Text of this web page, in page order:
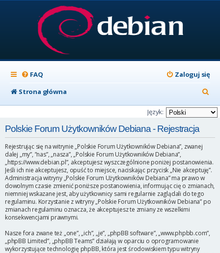
FAQ
Zaloguj się
Strona główna
z
u
j
Język:
Polskie Forum Użytkowników Debiana - Rejestracja
Rejestrując się na witrynie „Polskie Forum Użytkowników Debiana”, zwanej
dalej „my”, ”nas”, „nasza”, „Polskie Forum Użytkowników Debiana”,
„https://www.debian.pl”, akceptujesz wyszczególnione poniżej postanowienia.
Jeśli ich nie akceptujesz, opuść to miejsce, naciskając przycisk „Nie akceptuję”.
Administracja witryny „Polskie Forum Użytkowników Debiana” ma prawo w
dowolnym czasie zmienić poniższe postanowienia, informując cię o zmianach,
niemniej wskazane jest, aby użytkownicy sami regularnie zaglądali do tego
regulaminu. Korzystanie z witryny „Polskie Forum Użytkowników Debiana” po
zmianach regulaminu oznacza, że akceptujesz te zmiany ze wszelkimi
konsekwencjami prawnymi.
Nasze fora zwane też „one”, „ich”, „je”, „phpBB software”, „www.phpbb.com”,
„phpBB Limited”, „phpBB Teams” działają w oparciu o oprogramowanie
wykorzystujące technologię phpBB, która jest środowiskiem typu witryny